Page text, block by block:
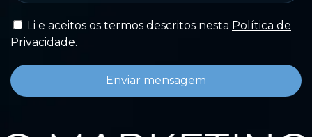
Li e aceitos os termos descritos nesta Política de
Privacidade.
Enviar mensagem